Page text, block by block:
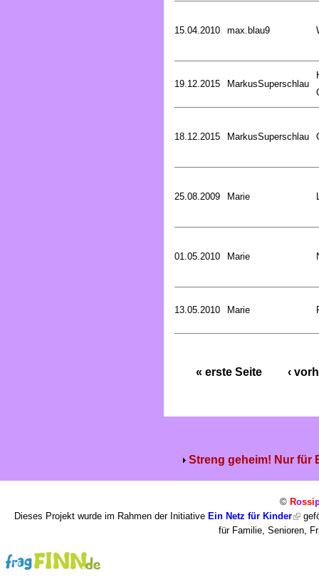
15.04.2010 max.blau9
19.12.2015 MarkusSuperschlau
18.12.2015 MarkusSuperschlau
25.08.2009 Marie
01.05.2010 Marie
13.05.2010 Marie
« erste Seite ‹
Streng geheim! Nur für
© Rossi
Dieses Projekt wurde im Rahmen der Initiative Ein Netz für Kinder
für Familie, Senioren,